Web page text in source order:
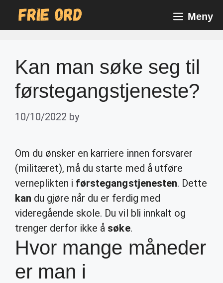
Meny
Kan man søke seg til
førstegangstjeneste?
10/10/2022 by
Om du ønsker en karriere innen forsvarer
(militæret), må du starte med å utføre
verneplikten i førstegangstjenesten. Dette
kan du gjøre når du er ferdig med
videregående skole. Du vil bli innkalt og
trenger derfor ikke å søke.
Hvor mange måneder
er man i